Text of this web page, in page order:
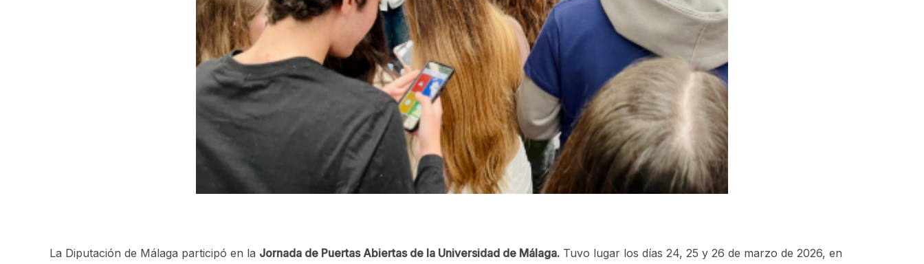
La Diputación de Málaga participó en la Jornada de Puertas Abiertas de la Universidad de Málaga. Tuvo lugar los días 24, 25 y 26 de marzo de 2026, en